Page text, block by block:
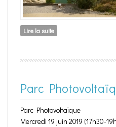
Lire la suitede Jeu de piste
Parc
Parc Photovoltaïque
Mercredi 19 juin 2019 (17h30-